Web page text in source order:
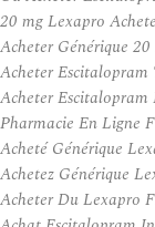
20 mg Lexapro
Acheter Générique
Acheter
Acheter Escitalopram
Pharmacie En Ligne
Acheté Générique
Achetez Générique
Acheter Du Lexapro